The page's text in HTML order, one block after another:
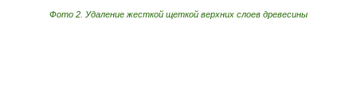
Фото 2. Удаление жесткой щеткой верхних слоев древесины